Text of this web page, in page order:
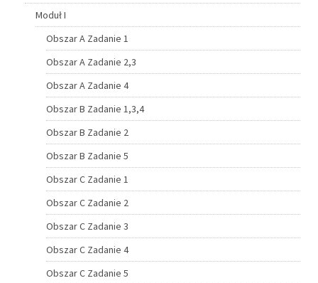
Moduł I
Obszar A Zadanie 1
Obszar A Zadanie 2,3
Obszar A Zadanie 4
Obszar B Zadanie 1,3,4
Obszar B Zadanie 2
Obszar B Zadanie 5
Obszar C Zadanie 1
Obszar C Zadanie 2
Obszar C Zadanie 3
Obszar C Zadanie 4
Obszar C Zadanie 5